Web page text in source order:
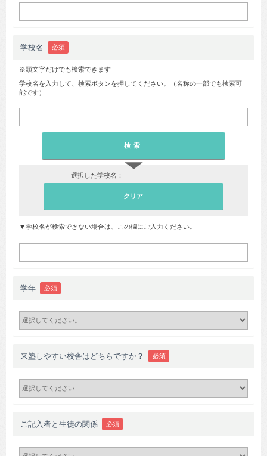
学校名 必須
※頭文字だけでも検索できます
学校名を入力して、検索ボタンを押してください。（名称の一部でも検索可
能です）
選択した学校名：
▼学校名が検索できない場合は、この欄にご入力ください。
学年 必須
来塾しやすい校舎はどちらですか？ 必須
ご記入者と生徒の関係 必須